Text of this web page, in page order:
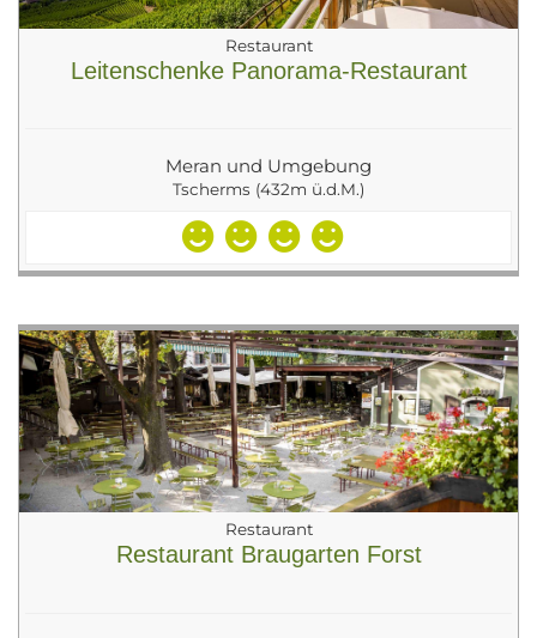
Restaurant
Leitenschenke Panorama-Restaurant
Meran und Umgebung
Tscherms (432m ü.d.M.)
Restaurant
Restaurant Braugarten Forst